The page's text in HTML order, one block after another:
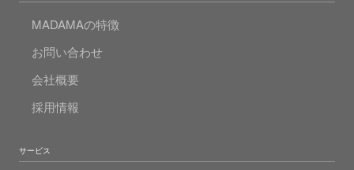
MADAMAの特徴
お問い合わせ
会社概要
採用情報
サービス